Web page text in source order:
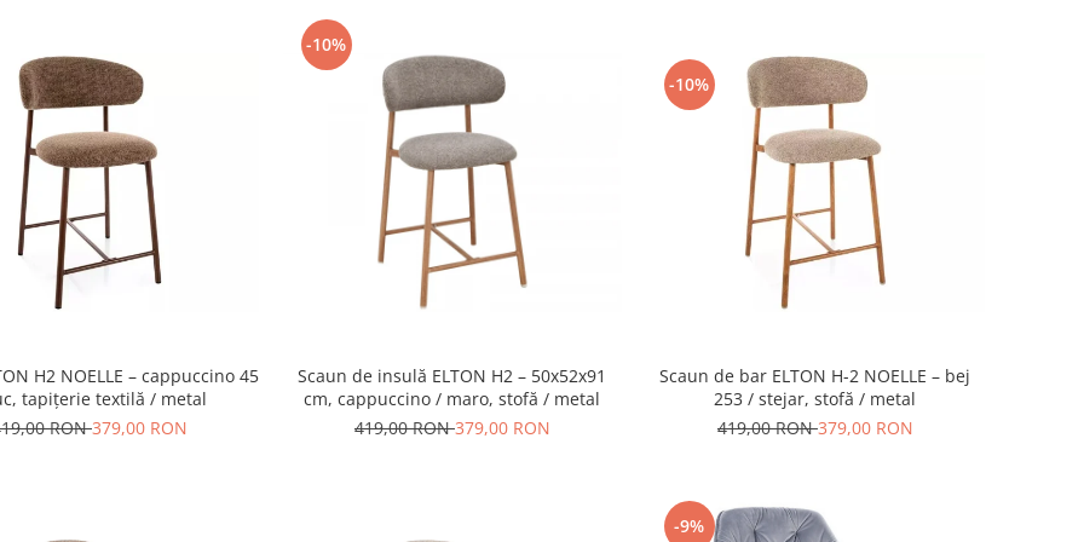
H2 NOELLE – cappuccino 45
tapițerie textilă / metal
RON379,00 RON
-10%
Scaun de insulă ELTON H2 – 50x52x91
cm, cappuccino / maro, stofă / metal
419,00 RON379,00 RON
-10%
Scaun de bar ELTON H-2 NOELLE – bej
253 / stejar, stofă / metal
419,00 RON379,00 RON
-9%